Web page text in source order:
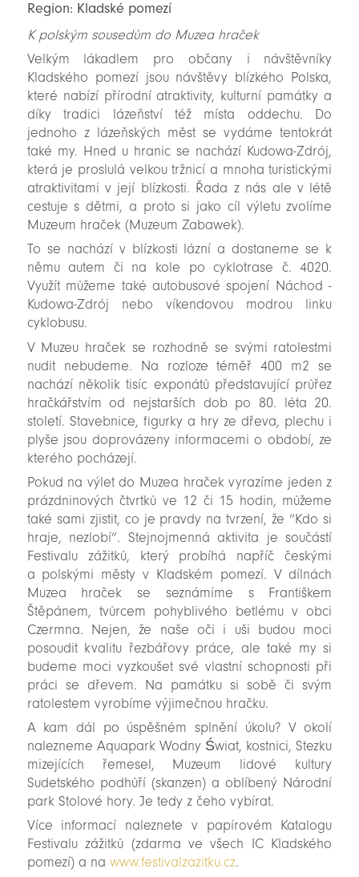
Region: Kladské pomezí
K polským sousedům do Muzea hraček
Velkým lákadlem pro občany i návštěvníky
Kladského pomezí jsou návštěvy blízkého Polska,
které nabízí přírodní atraktivity, kulturní památky a
díky tradici lázeňství též místa oddechu. Do
jednoho z lázeňských měst se vydáme tentokrát
také my. Hned u hranic se nachází Kudowa-Zdrój,
která je proslulá velkou tržnicí a mnoha turistickými
atraktivitami v její blízkosti. Řada z nás ale v létě
cestuje s dětmi, a proto si jako cíl výletu zvolíme
Muzeum hraček (Muzeum Zabawek).
To se nachází v blízkosti lázní a dostaneme se k
němu autem či na kole po cyklotrase č. 4020.
Využít můžeme také autobusové spojení Náchod -
Kudowa-Zdrój nebo víkendovou modrou linku
cyklobusu.
V Muzeu hraček se rozhodně se svými ratolestmi
nudit nebudeme. Na rozloze téměř 400 m2 se
nachází několik tisíc exponátů představující průřez
hračkářstvím od nejstarších dob po 80. léta 20.
století. Stavebnice, figurky a hry ze dřeva, plechu i
plyše jsou doprovázeny informacemi o období, ze
kterého pocházejí.
Pokud na výlet do Muzea hraček vyrazíme jeden z
prázdninových čtvrtků ve 12 či 15 hodin, můžeme
také sami zjistit, co je pravdy na tvrzení, že “Kdo si
hraje, nezlobí”. Stejnojmenná aktivita je součástí
Festivalu zážitků, který probíhá napříč českými
a polskými městy v Kladském pomezí. V dílnách
Muzea hraček se seznámíme s Františkem
Štěpánem, tvůrcem pohyblivého betlému v obci
Czermna. Nejen, že naše oči i uši budou moci
posoudit kvalitu řezbářovy práce, ale také my si
budeme moci vyzkoušet své vlastní schopnosti při
práci se dřevem. Na památku si sobě či svým
ratolestem vyrobíme výjimečnou hračku.
A kam dál po úspěšném splnění úkolu? V okolí
nalezneme Aquapark Wodny Świat, kostnici, Stezku
mizejících řemesel, Muzeum lidové kultury
Sudetského podhůří (skanzen) a oblíbený Národní
park Stolové hory. Je tedy z čeho vybírat.
Více informací naleznete v papírovém Katalogu
Festivalu zážitků (zdarma ve všech IC Kladského
pomezí) a na www.festivalzazitku.cz.